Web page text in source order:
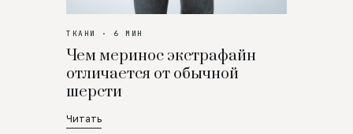
ТКАНИ · 6 МИН
Чем меринос экстрафайн
отличается от обычной
шерсти
Читать